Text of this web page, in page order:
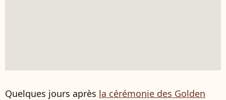
Quelques jours après la cérémonie des Golden